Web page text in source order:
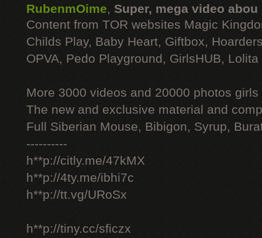
RubenmOime, Super, mega video abou
Content from TOR websites Magic
Childs Play, Baby Heart, Giftbox,
OPVA, Pedo Playground, GirlsHUB, Lolita
More 3000 videos and 20000 photos
The new and exclusive material and
Full Siberian Mouse, Bibigon, Syrup,
----------
h**p://citly.me/47kMX
h**p://4ty.me/ibhi7c
h**p://tt.vg/URoSx
h**p://tiny.cc/sficzx